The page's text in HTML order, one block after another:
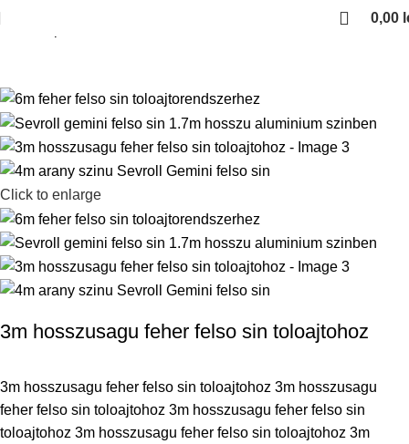
0,00
Click to enlarge
3m hosszusagu feher felso sin toloajtohoz
3m hosszusagu feher felso sin toloajtohoz 3m hosszusagu
feher felso sin toloajtohoz 3m hosszusagu feher felso sin
toloajtohoz 3m hosszusagu feher felso sin toloajtohoz 3m